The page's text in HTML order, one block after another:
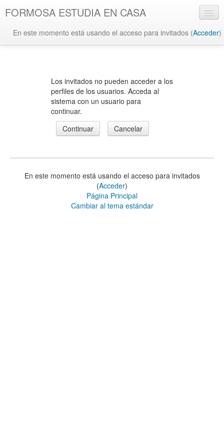
FORMOSA ESTUDIA EN CASA
En este momento está usando el acceso para invitados (Acceder)
Los invitados no pueden acceder a los
perfiles de los usuarios. Acceda al
sistema con un usuario para
continuar.
En este momento está usando el acceso para invitados
(Acceder)
Página Principal
Cambiar al tema estándar